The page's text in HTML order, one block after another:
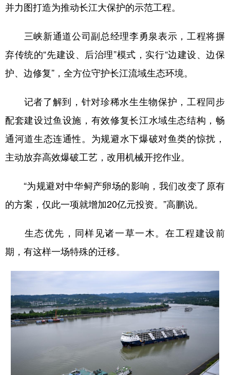
并力图打造为推动长江大保护的示范工程。
三峡新通道公司副总经理李勇泉表示，工程将摒
弃传统的“先建设、后治理”模式，实行“边建设、边保
护、边修复”，全方位守护长江流域生态环境。
记者了解到，针对珍稀水生生物保护，工程同步
配套建设过鱼设施，有效修复长江水域生态结构，畅
通河道生态连通性。为规避水下爆破对鱼类的惊扰，
主动放弃高效爆破工艺，改用机械开挖作业。
“为规避对中华鲟产卵场的影响，我们改变了原有
的方案，仅此一项就增加20亿元投资。”高鹏说。
生态优先，同样见诸一草一木。在工程建设前
期，有这样一场特殊的迁移。